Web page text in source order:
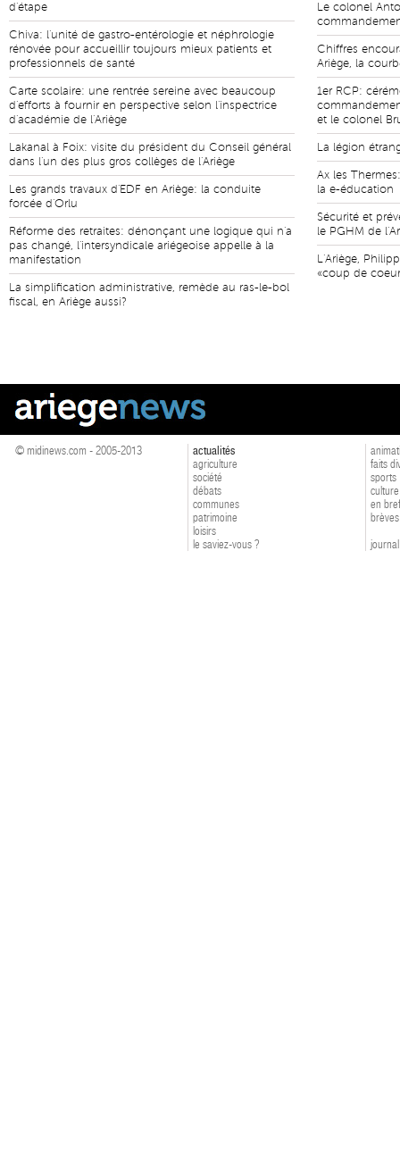
d'étape
Chiva: l'unité de gastro-entérologie et néphrologie
rénovée pour accueillir toujours mieux patients et
professionnels de santé
Carte scolaire: une rentrée sereine avec beaucoup
d'efforts à fournir en perspective selon l'inspectrice
d'académie de l'Ariège
Lakanal à Foix: visite du président du Conseil général
dans l'un des plus gros collèges de l'Ariège
Les grands travaux d'EDF en Ariège: la conduite
forcée d'Orlu
Réforme des retraites: dénonçant une logique qui n'a
pas changé, l'intersyndicale ariégeoise appelle à la
manifestation
La simplification administrative, remède au ras-le-bol
fiscal, en Ariège aussi?
Le colonel
Chiffres
Ariège, la
1er RCP:
et le colonel
La légion
Ax les
la e-éducation
Sécurité et
le PGHM de
L'Ariège,
«coup de
© midinews.com - 2005-2013
actualités
agriculture
société
débats
communes
patrimoine
loisirs
le saviez-vous ?
faits
sports
culture
en bref
brèves